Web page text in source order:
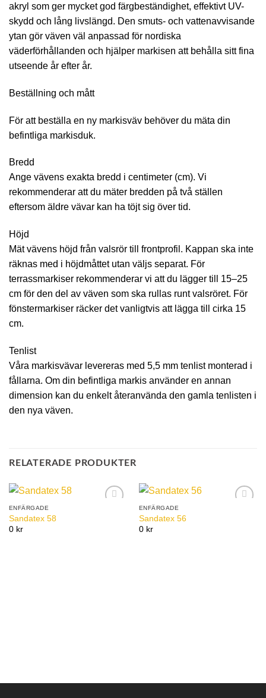
akryl som ger mycket god färgbeständighet, effektivt UV-
skydd och lång livslängd. Den smuts- och vattenavvisande
ytan gör väven väl anpassad för nordiska
väderförhållanden och hjälper markisen att behålla sitt fina
utseende år efter år.
Beställning och mått
För att beställa en ny markisväv behöver du mäta din
befintliga markisduk.
Bredd
Ange vävens exakta bredd i centimeter (cm). Vi
rekommenderar att du mäter bredden på två ställen
eftersom äldre vävar kan ha töjt sig över tid.
Höjd
Mät vävens höjd från valsrör till frontprofil. Kappan ska inte
räknas med i höjdmåttet utan väljs separat. För
terrassmarkiser rekommenderar vi att du lägger till 15–25
cm för den del av väven som ska rullas runt valsröret. För
fönstermarkiser räcker det vanligtvis att lägga till cirka 15
cm.
Tenlist
Våra markisvävar levereras med 5,5 mm tenlist monterad i
fållarna. Om din befintliga markis använder en annan
dimension kan du enkelt återanvända den gamla tenlisten i
den nya väven.
RELATERADE PRODUKTER
ENFÄRGADE
Sandatex 58
0 kr
ENFÄRGADE
Sandatex 56
0 kr